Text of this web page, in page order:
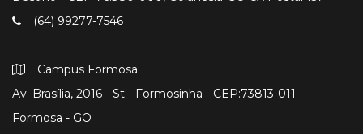
(64) 99277-7546
Campus Formosa
Av. Brasília, 2016 - St - Formosinha - CEP:73813-011 -
Formosa - GO